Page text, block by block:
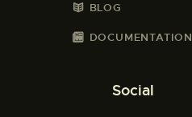
BLOG
DOCUMENTATION
Social